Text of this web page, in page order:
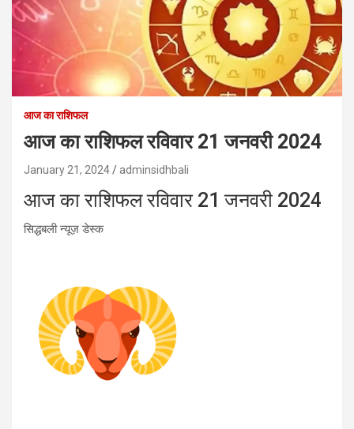
आज का राशिफल
आज का राशिफल रविवार 21 जनवरी 2024
January 21, 2024 adminsidhbali
आज का राशिफल रविवार 21 जनवरी 2024
सिद्धबली न्यूज़ डेस्क